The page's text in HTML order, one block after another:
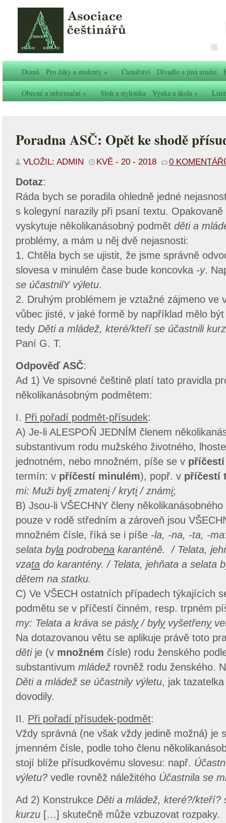
Domů Pro žáky a studenty» Čtenářství Divadlo a jiná umění
Obecné a informační» Sloh a stylistika Výuka a škola»
Poradna ASČ: Opět ke shodě
VLOŽIL: ADMIN KVĚ - 20 - 2018 0
Dotaz:
Ráda bych se poradila ohledně jedné
s kolegyní narazily při psaní textu.
vyskytuje několikanásobný podmět děti a
problémy, a mám u něj dvě nejasnosti:
1. Chtěla bych se ujistit, že jsme správně
slovesa v minulém čase bude koncovka -y.
se účastnilY výletu.
2. Druhým problémem je vztažné zájmeno ve
vůbec jisté, v jaké formě by například mělo
tedy Děti a mládež, které/kteří se účastnili
Paní G. T.
Odpověď ASČ:
Ad 1) Ve spisovné češtině platí tato pravidla
několikanásobným podmětem:
I. Při pořadí podmět-přísudek:
A) Je-li ALESPOŇ JEDNÍM členem
substantivum rodu mužského životného,
jednotném, nebo množném, píše se v
termín: v příčestí minulém), popř. v příčestí
mi: Muži bylizmateni/ kryti/ známi;
B) Jsou-li VŠECHNY členy
pouze v rodě středním a zároveň jsou
množném čísle, říká se i píše -la, -na, -ta, -ma
selata byla podrobena karanténě. / Telata,
vzata do karantény. / Telata, jehňata a selata
dětem na statku.
C) Ve VŠECH ostatních případech týkajících
podmětu se v příčestí činném, resp. trpném
my: Telata a kráva se pásly/ bylyvyšetřeny
Na dotazovanou větu se aplikuje právě toto
děti je (v množném čísle) rodu ženského
substantivum mládež rovněž rodu ženského.
Děti a mládež se účastnily výletu, jak
dovodily.
II. Při pořadí přísudek-podmět:
Vždy správná (ne však vždy jedině možná) je
jmenném čísle, podle toho členu
stojí blíže přísudkovému slovesu: např.
výletu? vedle rovněž náležitého Účastnila se
Ad 2) Konstrukce Děti a mládež, které?/kteří?
kurzu […] skutečně může vzbuzovat rozpaky.